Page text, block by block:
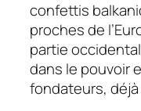
confettis
proches de
partie
dans le pouvoir
fondateurs,